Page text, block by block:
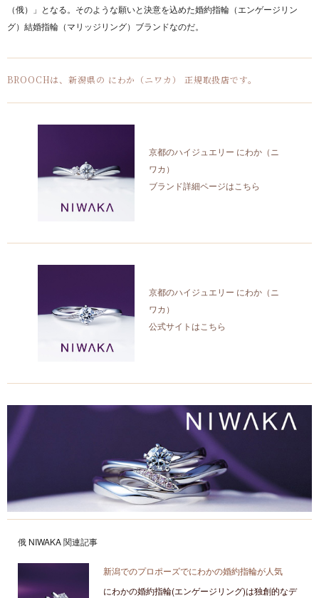
（俄）」となる。そのような願いと決意を込めた婚約指輪（エンゲージリン
グ）結婚指輪（マリッジリング）ブランドなのだ。
BROOCHは、新潟県の にわか（ニワカ） 正規取扱店です。
京都のハイジュエリー にわか（ニ
ワカ）
ブランド詳細ページはこちら
京都のハイジュエリー にわか（ニ
ワカ）
公式サイトはこちら
俄 NIWAKA 関連記事
新潟でのプロポーズでにわかの婚約指輪が人気
にわかの婚約指輪(エンゲージリング)は独創的なデ